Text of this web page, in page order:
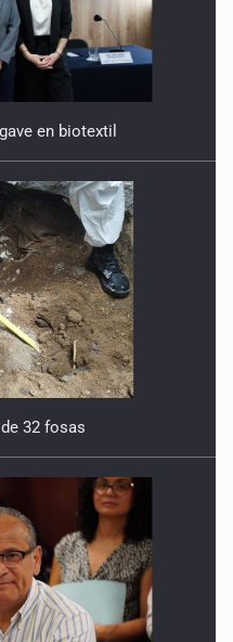
en biotextil
32 fosas